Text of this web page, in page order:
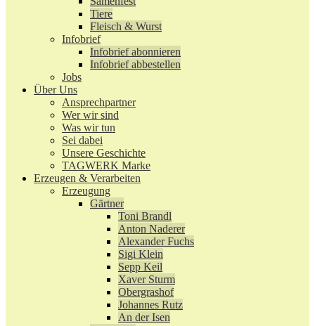
Tiere
Fleisch & Wurst
Infobrief
Infobrief abonnieren
Infobrief abbestellen
Jobs
Über Uns
Ansprechpartner
Wer wir sind
Was wir tun
Sei dabei
Unsere Geschichte
TAGWERK Marke
Erzeugen & Verarbeiten
Erzeugung
Gärtner
Toni Brandl
Anton Naderer
Alexander Fuchs
Sigi Klein
Sepp Keil
Xaver Sturm
Obergrashof
Johannes Rutz
An der Isen